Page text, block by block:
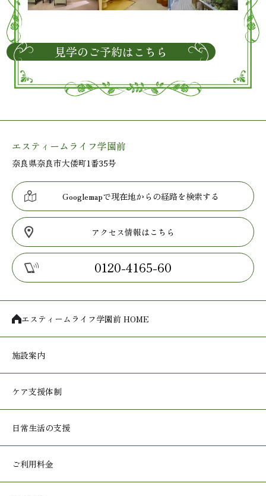
見学のご予約はこちら
エスティームライフ学園前
奈良県奈良市大倭町1番35号
Googlemapで現在地からの経路を検索する
アクセス情報はこちら
0120-4165-60
エスティームライフ学園前 HOME
施設案内
ケア支援体制
日常生活の支援
ご利用料金